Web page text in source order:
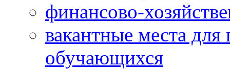
финансово-
вакантные места
обучающихся